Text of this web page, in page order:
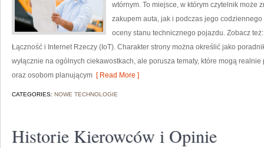
wtórnym. To miejsce, w którym czytelnik
zakupem auta, jak i podczas jego
oceny stanu technicznego pojazdu. Zobacz
Łączność i Internet Rzeczy (IoT). Charakter strony można określić jako
wyłącznie na ogólnych ciekawostkach, ale porusza tematy, które mogą
oraz osobom planującym [ Read More ]
CATEGORIES: NOWE TECHNOLOGIE
Historie Kierowców i Opinie